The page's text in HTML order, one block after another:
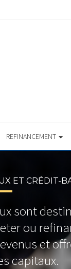
REFINANCEMENT
ET CRÉDIT-
sont
ou
et
capitaux.